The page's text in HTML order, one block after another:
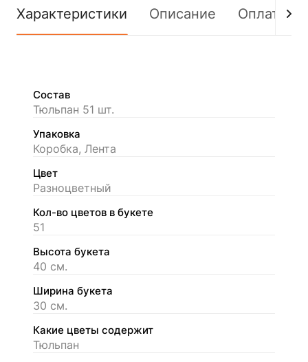
Характеристики Описание Оплата
Состав
Тюльпан 51 шт.
Упаковка
Коробка, Лента
Цвет
Разноцветный
Кол-во цветов в букете
51
Высота букета
40 см.
Ширина букета
30 см.
Какие цветы содержит
Тюльпан